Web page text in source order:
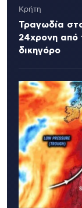
Κρήτη
Τραγωδία
24χρονη από
δικηγόρο